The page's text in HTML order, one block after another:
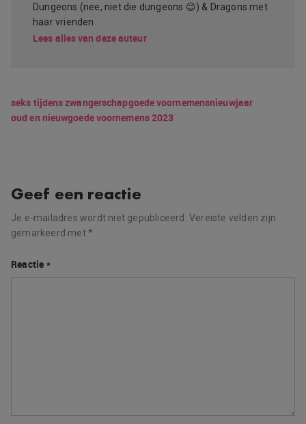
Dungeons (nee, niet die dungeons 😉) & Dragons met
haar vrienden.
Lees alles van deze auteur
seks tijdens zwangerschapgoede voornemensnieuwjaar
oud en nieuwgoede voornemens 2023
Geef een reactie
Je e-mailadres wordt niet gepubliceerd. Vereiste velden zijn
gemarkeerd met*
Reactie *